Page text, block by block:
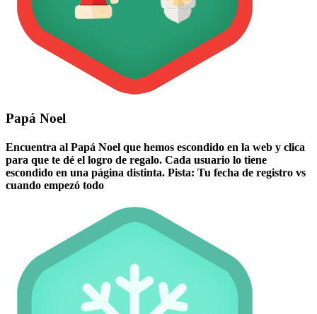
Papá Noel
Encuentra al Papá Noel que hemos escondido en la web y clica
para que te dé el logro de regalo. Cada usuario lo tiene
escondido en una página distinta. Pista: Tu fecha de registro vs
cuando empezó todo